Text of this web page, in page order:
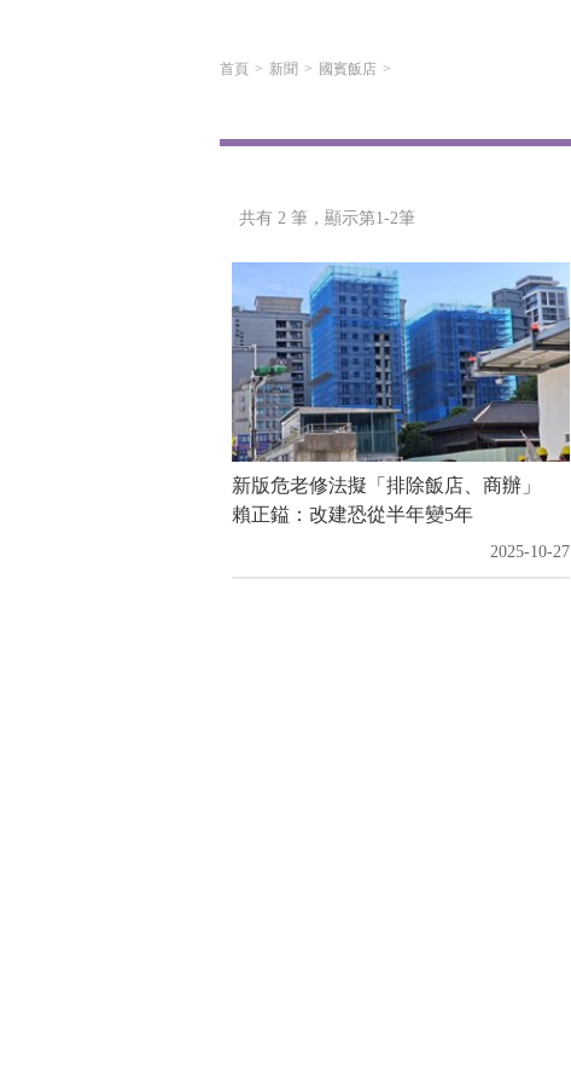
首頁 新聞 國賓飯店
共有 2 筆， 顯示第1-2筆
新版危老修法擬「排除飯店、商辦」
賴正鎰：改建恐從半年變5年
2025-10-27